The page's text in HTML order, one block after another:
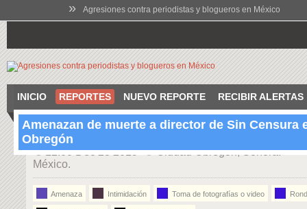
» Agresiones contra periodistas y blogueros en México
INICIO REPORTES NUEVO REPORTE RECIBIR ALERTAS
Amenazan de muerte a director de Sin Censura
Obregón
12:00 Dec 23 2019
Ciudad Obregón, Sonora.
México.
Amenaza Intimidación Toma de fotografías o video